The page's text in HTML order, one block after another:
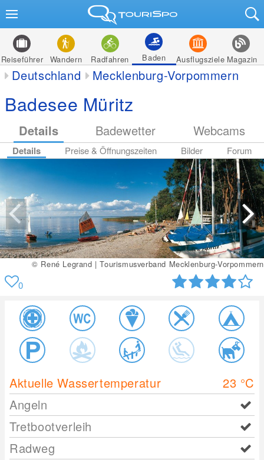
Reiseführer Wandern Radfahren Baden Ausflugsziele Magazin
Deutschland Mecklenburg-Vorpommern
Badesee Müritz
Details Badewetter Webcams
Details Preise & Öffnungszeiten Bilder Forum
© Kuhnle Tours | Tourismusverband Mecklenburg-Vorpommern
0
Aktuelle Wassertemperatur 23 °C
Angeln
Tretbootverleih
Radweg